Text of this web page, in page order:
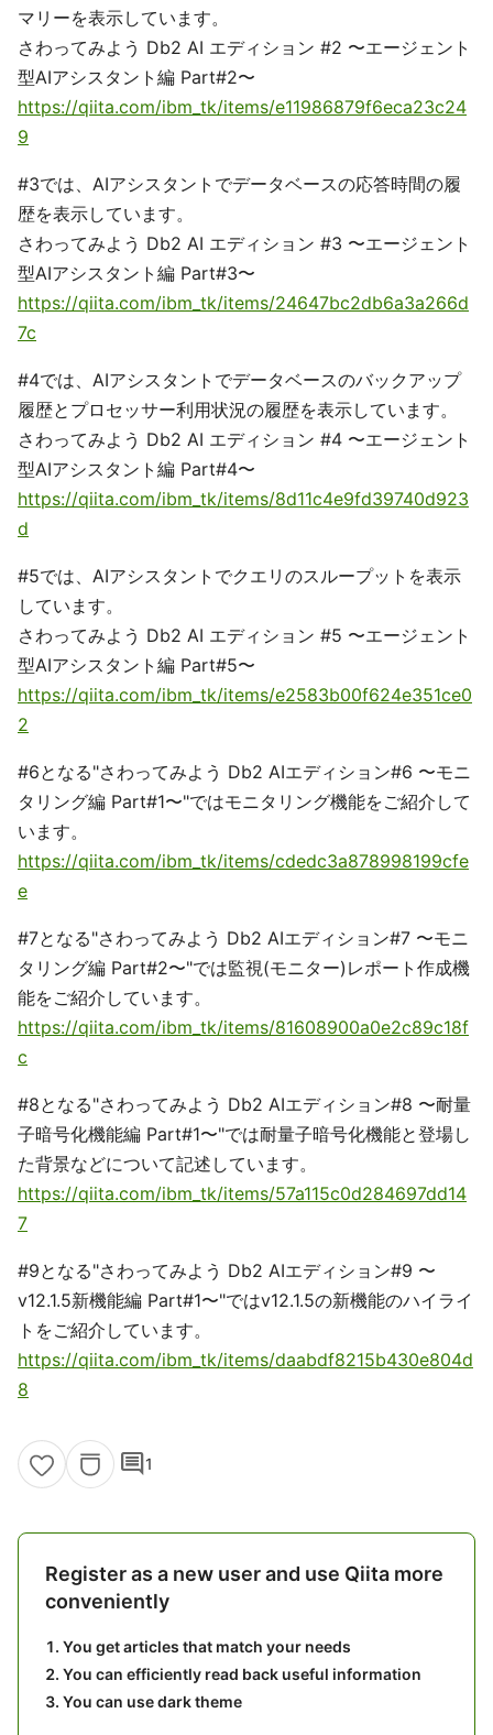
マリーを表示しています。
さわってみよう Db2 AI エディション #2 〜エージェント
型AIアシスタント編 Part#2〜
https://qiita.com/ibm_tk/items/e11986879f6eca23c24
9
#3では、AIアシスタントでデータベースの応答時間の履
歴を表示しています。
さわってみよう Db2 AI エディション #3 〜エージェント
型AIアシスタント編 Part#3〜
https://qiita.com/ibm_tk/items/24647bc2db6a3a266d
7c
#4では、AIアシスタントでデータベースのバックアップ
履歴とプロセッサー利用状況の履歴を表示しています。
さわってみよう Db2 AI エディション #4 〜エージェント
型AIアシスタント編 Part#4〜
https://qiita.com/ibm_tk/items/8d11c4e9fd39740d923
d
#5では、AIアシスタントでクエリのスループットを表示
しています。
さわってみよう Db2 AI エディション #5 〜エージェント
型AIアシスタント編 Part#5〜
https://qiita.com/ibm_tk/items/e2583b00f624e351ce0
2
#6となる"さわってみよう Db2 AIエディション#6 〜モニ
タリング編 Part#1〜"ではモニタリング機能をご紹介して
います。
https://qiita.com/ibm_tk/items/cdedc3a878998199cfe
e
#7となる"さわってみよう Db2 AIエディション#7 〜モニ
タリング編 Part#2〜"では監視(モニター)レポート作成機
能をご紹介しています。
https://qiita.com/ibm_tk/items/81608900a0e2c89c18f
c
#8となる"さわってみよう Db2 AIエディション#8 〜耐量
子暗号化機能編 Part#1〜"では耐量子暗号化機能と登場し
た背景などについて記述しています。
https://qiita.com/ibm_tk/items/57a115c0d284697dd14
7
#9となる"さわってみよう Db2 AIエディション#9 〜
v12.1.5新機能編 Part#1〜"ではv12.1.5の新機能のハイライ
トをご紹介しています。
https://qiita.com/ibm_tk/items/daabdf8215b430e804d
8
comment1
Register as a new user and use Qiita more
conveniently
You get articles that match your needs
You can efficiently read back useful information
You can use dark theme